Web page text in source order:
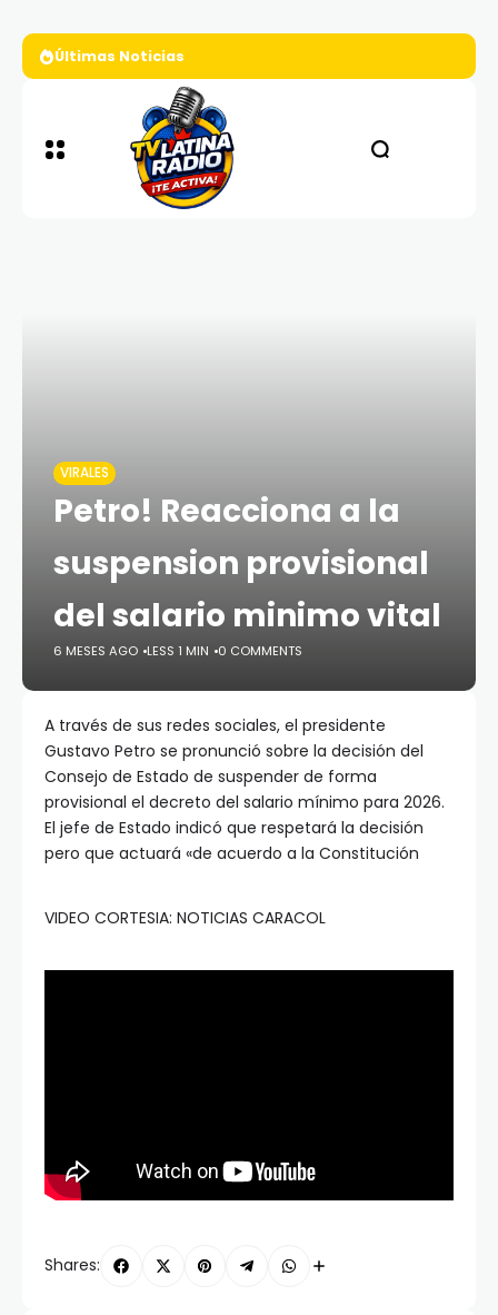
Últimas Noticias
VIRALES
Petro! Reacciona a la
suspension provisional
del salario minimo vital
6 MESES AGO LESS 1 MIN 0 COMMENTS
A través de sus redes sociales, el presidente
Gustavo Petro se pronunció sobre la decisión del
Consejo de Estado de suspender de forma
provisional el decreto del salario mínimo para 2026.
El jefe de Estado indicó que respetará la decisión
pero que actuará «de acuerdo a la Constitución
VIDEO CORTESIA: NOTICIAS CARACOL
Shares: